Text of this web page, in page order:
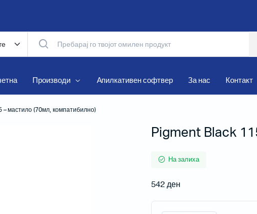
Производи
Матрични печатачи
Рибони и Хартиени ролни
Апилкативен софтвер За нас Контакт
– мастило (70мл, компатибилно)
Pigment Black
На залиха
542ден